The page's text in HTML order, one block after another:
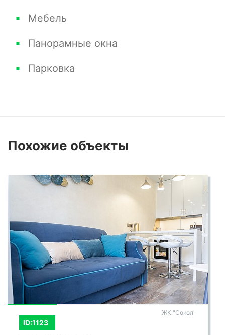
Мебель
Панорамные окна
Парковка
Похожие объекты
ID:1123
ЖК "Сокол"